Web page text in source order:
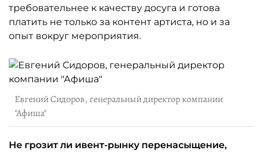
требовательнее к качеству досуга и готова
платить не только за контент артиста, но и за
опыт вокруг мероприятия.
Евгений Сидоров, генеральный директор компании
"Афиша"
Не грозит ли ивент-рынку перенасыщение,